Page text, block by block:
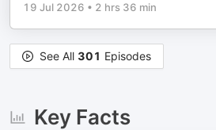
19 Jul 2026 • 2 hrs 36 min
See All 301 Episodes
Key Facts